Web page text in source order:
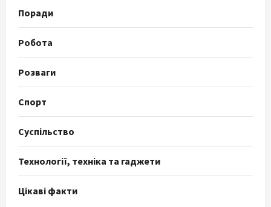
Поради
Робота
Розваги
Спорт
Суспільство
Технології, техніка та гаджети
Цікаві факти